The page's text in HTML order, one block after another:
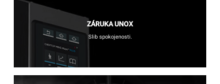
ZÁRUKA UNOX
Slib spokojenosti.